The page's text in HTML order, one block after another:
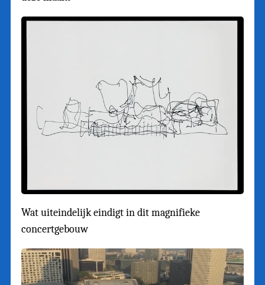
Wat uiteindelijk eindigt in dit magnifieke
concertgebouw